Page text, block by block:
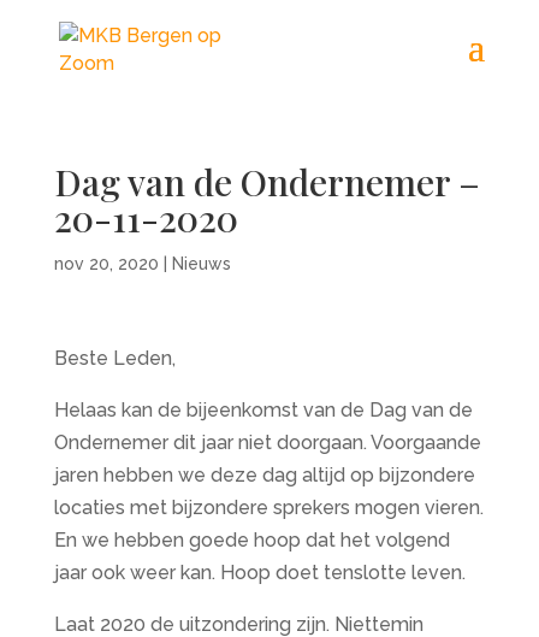
Dag van de Ondernemer –
20-11-2020
nov 20, 2020 Nieuws
Beste Leden,
Helaas kan de bijeenkomst van de Dag van de
Ondernemer dit jaar niet doorgaan. Voorgaande
jaren hebben we deze dag altijd op bijzondere
locaties met bijzondere sprekers mogen vieren.
En we hebben goede hoop dat het volgend
jaar ook weer kan. Hoop doet tenslotte leven.
Laat 2020 de uitzondering zijn. Niettemin